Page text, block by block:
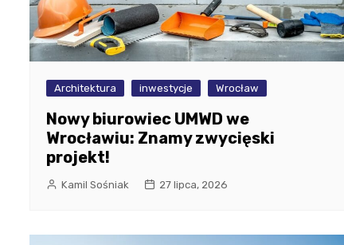
Architektura inwestycje Wrocław
Nowy biurowiec UMWD we
Wrocławiu: Znamy zwycięski
projekt!
Kamil Sośniak 27 lipca, 2026